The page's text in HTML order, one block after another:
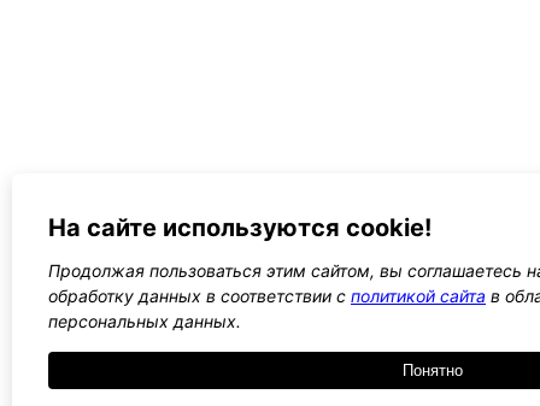
На сайте используются cookie!
Продолжая пользоваться этим сайтом, вы соглашаетесь
обработку данных в соответствии с политикой сайта в
персональных данных.
Понятно